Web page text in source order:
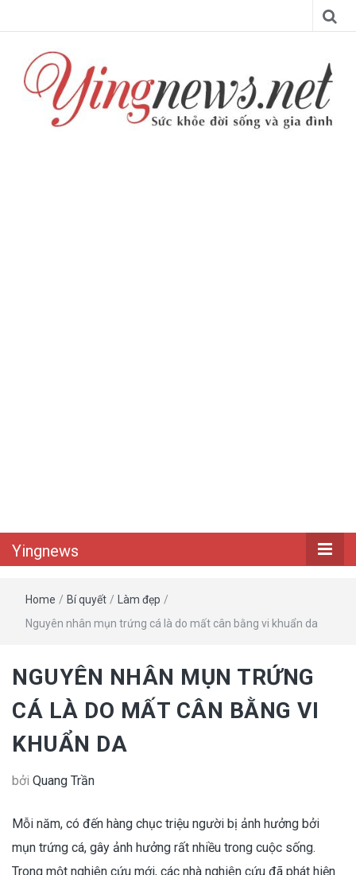
Yingnews
Home / Bí quyết / Làm đẹp /
Nguyên nhân mụn trứng cá là do mất cân bằng vi khuẩn da
NGUYÊN NHÂN MỤN TRỨNG
CÁ LÀ DO MẤT CÂN BẰNG VI
KHUẨN DA
bởi Quang Trần
Mỗi năm, có đến hàng chục triệu người bị ảnh hưởng bởi
mụn trứng cá, gây ảnh hưởng rất nhiều trong cuộc sống.
Trong một nghiên cứu mới, các nhà nghiên cứu đã phát hiện